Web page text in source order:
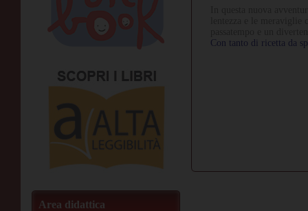
Area didattica
Con tanto di ricetta da